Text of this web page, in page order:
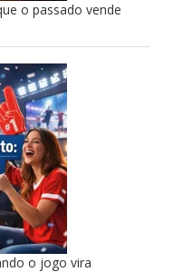
o passado vende
o jogo vira